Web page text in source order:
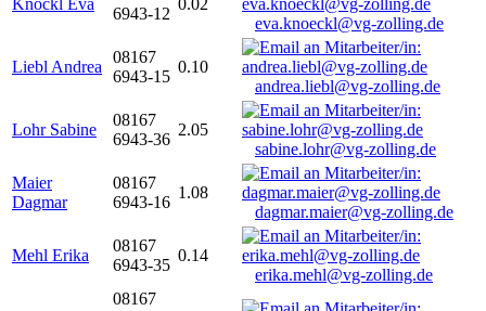
Knöckl Eva
6943-12
0.02
eva.knoeckl@vg-zolling.de
Liebl Andrea
08167
6943-15
0.10
andrea.liebl@vg-zolling.de
Lohr Sabine
08167
6943-36
2.05
sabine.lohr@vg-zolling.de
Maier
Dagmar
08167
6943-16
1.08
dagmar.maier@vg-zolling.de
Mehl Erika
08167
6943-35
0.14
erika.mehl@vg-zolling.de
08167